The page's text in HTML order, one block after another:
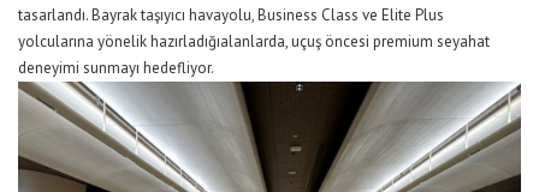
tasarlandı.Bayrak taşıyıcı havayolu,Business Class ve Elite Plus
yolcularına yönelik hazırladığıalanlarda,uçuş öncesi premium seyahat
deneyimi sunmayı hedefliyor.